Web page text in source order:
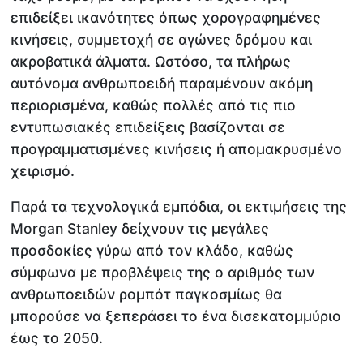
επιδείξει ικανότητες όπως χορογραφημένες
κινήσεις, συμμετοχή σε αγώνες δρόμου και
ακροβατικά άλματα. Ωστόσο, τα πλήρως
αυτόνομα ανθρωποειδή παραμένουν ακόμη
περιορισμένα, καθώς πολλές από τις πιο
εντυπωσιακές επιδείξεις βασίζονται σε
προγραμματισμένες κινήσεις ή απομακρυσμένο
χειρισμό.
Παρά τα τεχνολογικά εμπόδια, οι εκτιμήσεις της
Morgan Stanley δείχνουν τις μεγάλες
προσδοκίες γύρω από τον κλάδο, καθώς
σύμφωνα με προβλέψεις της ο αριθμός των
ανθρωποειδών ρομπότ παγκοσμίως θα
μπορούσε να ξεπεράσει το ένα δισεκατομμύριο
έως το 2050.